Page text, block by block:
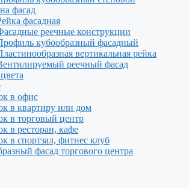
фасад
фасадная
реечные конструкции
кубообразный фасадный
вертикальная рейка
реечный фасад
в офис
в квартиру или дом
в торговый центр
в ресторан, кафе
в спортзал, фитнес клуб
фасад торгового центра